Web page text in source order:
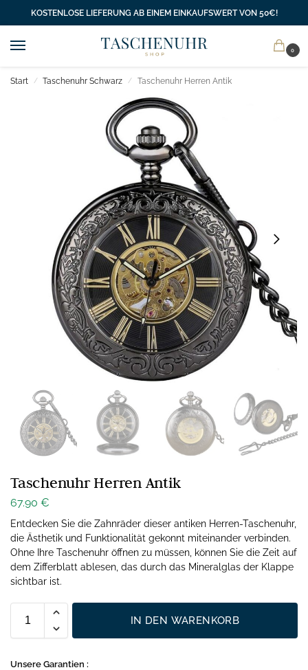
KOSTENLOSE LIEFERUNG AB EINEM EINKAUFSWERT VON 50€!
0
Start / Taschenuhr Schwarz / Taschenuhr Herren Antik
Taschenuhr Herren Antik
67.90 €
Entdecken Sie die Zahnräder dieser antiken Herren-Taschenuhr,
die Ästhetik und Funktionalität gekonnt miteinander verbinden.
Ohne Ihre Taschenuhr öffnen zu müssen, können Sie die Zeit auf
dem Zifferblatt ablesen, das durch das Mineralglas der Klappe
sichtbar ist.
IN DEN WARENKORB
Unsere Garantien :